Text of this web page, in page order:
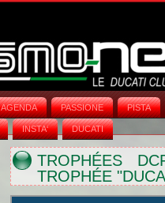
AGENDA PASSIONE PISTA
INSTA‘ DUCATI
TROPHÉES
TROPHÉE